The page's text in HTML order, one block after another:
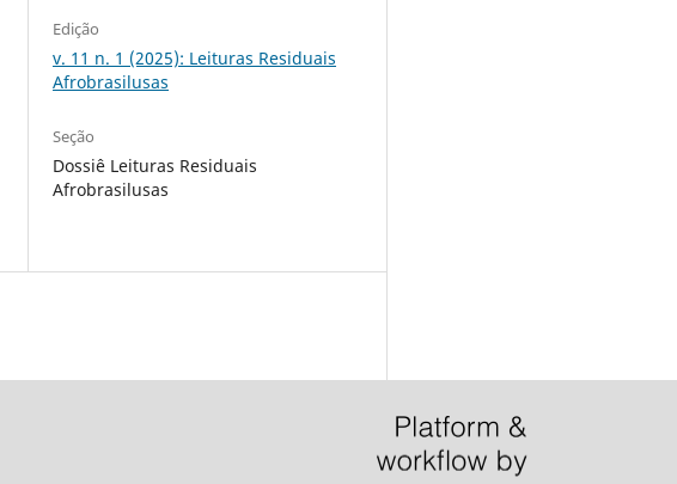
Edição
v. 11 n. 1 (2025): Leituras Residuais
Afrobrasilusas
Seção
Dossiê Leituras Residuais
Afrobrasilusas